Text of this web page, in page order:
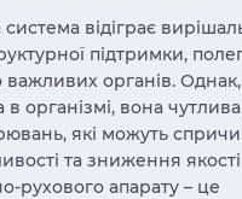
система відіграє
підтримки,
важливих органів. Однак,
організмі, вона
які можуть
та зниження
рухового апарату – це